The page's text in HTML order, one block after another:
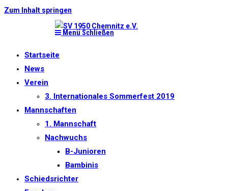
Zum Inhalt springen
Menü Schließen
Startseite
News
Verein
3. Internationales Sommerfest 2019
Mannschaften
1. Mannschaft
Nachwuchs
B-Junioren
Bambinis
Schiedsrichter